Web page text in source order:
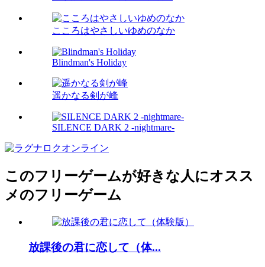
こころはやさしいゆめのなか
Blindman's Holiday
遥かなる剣が峰
SILENCE DARK 2 -nightmare-
このフリーゲームが好きな人にオスス
メのフリーゲーム
放課後の君に恋して（体...